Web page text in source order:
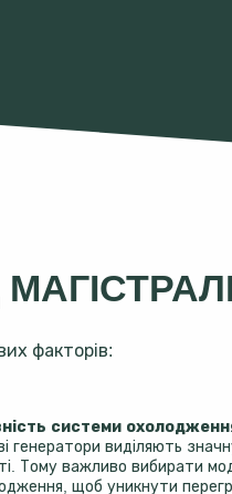
факторів:
системи
генератори виділяють
Тому важливо вибирати
щоб уникнути